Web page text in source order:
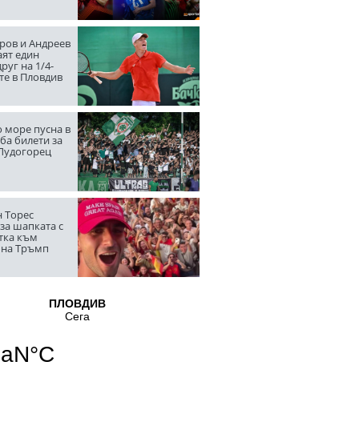
и Андреев
един
на 1/4-
в Пловдив
море пусна в
билети за
Торес
шапката с
към
Тръмп